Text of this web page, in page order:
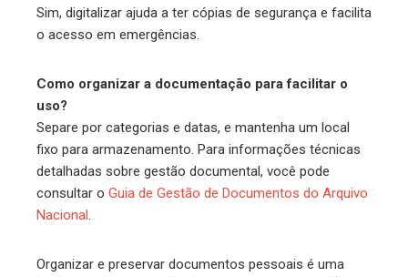
Sim, digitalizar ajuda a ter cópias de segurança e facilita
o acesso em emergências.
Como organizar a documentação para facilitar o
uso?
Separe por categorias e datas, e mantenha um local
fixo para armazenamento. Para informações técnicas
detalhadas sobre gestão documental, você pode
consultar o Guia de Gestão de Documentos do Arquivo
Nacional.
Organizar e preservar documentos pessoais é uma